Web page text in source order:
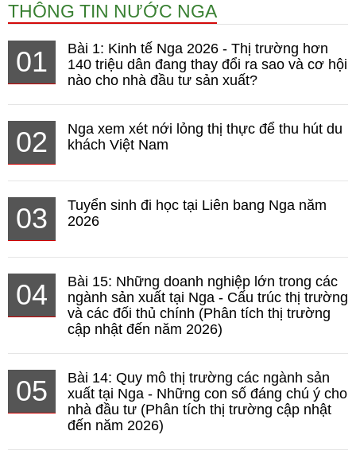
THÔNG TIN NƯỚC NGA
01
Bài 1: Kinh tế Nga 2026 - Thị trường hơn
140 triệu dân đang thay đổi ra sao và cơ hội
nào cho nhà đầu tư sản xuất?
02
Nga xem xét nới lỏng thị thực để thu hút du
khách Việt Nam
03
Tuyển sinh đi học tại Liên bang Nga năm
2026
04
Bài 15: Những doanh nghiệp lớn trong các
ngành sản xuất tại Nga - Cấu trúc thị trường
và các đối thủ chính (Phân tích thị trường
cập nhật đến năm 2026)
05
Bài 14: Quy mô thị trường các ngành sản
xuất tại Nga - Những con số đáng chú ý cho
nhà đầu tư (Phân tích thị trường cập nhật
đến năm 2026)